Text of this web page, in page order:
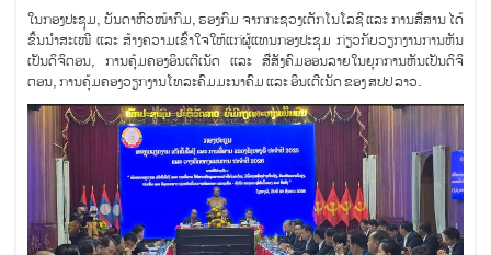
ໃນກອງປະຊຸມ, ບັນດາຫົວໜ້າກົມ, ຮອງກົມ ຈາກກະຊວງເຕັກໂນໂລຊີ ແລະ ການສື່ສານ ໄດ້
ຂຶ້ນນໍາສະເໜີ ແລະ ສ້າງຄວາມເຂົ້າໃຈໃຫ້ແກ່ຜູ້ແທນກອງປະຊຸມ ກ່ຽວກັບວຽກງານການຫັນ
ເປັນດິຈິຕອນ, ການຄຸ້ມຄອງອິນເຕີເນັດ ແລະ ສື່ສັງຄົມອອນລາຍໃນຍຸກການຫັນເປັນດິຈິ
ຕອນ, ການຄຸ້ມຄອງວຽກງານໂທລະຄົມມະນາຄົມ ແລະ ອິນເຕີເນັດ ຂອງ ສປປ ລາວ.